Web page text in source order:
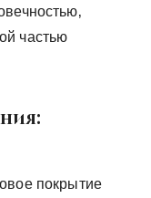
частью
покрытие